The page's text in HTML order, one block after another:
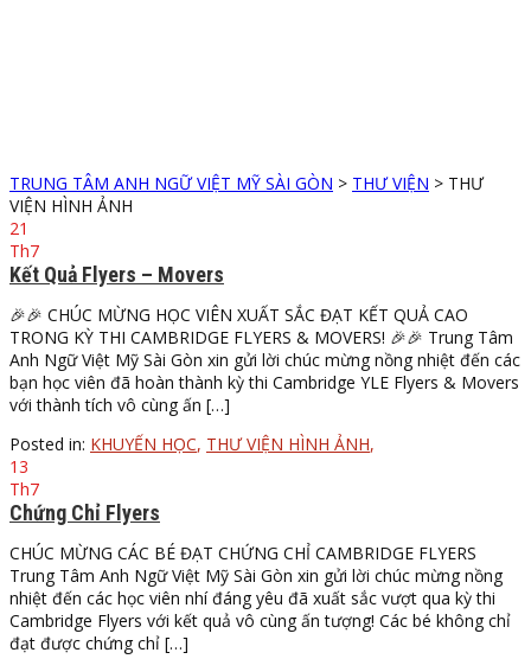
TRUNG TÂM ANH NGỮ VIỆT MỸ SÀI GÒN > THƯ VIỆN > THƯ
VIỆN HÌNH ẢNH
21
Th7
Kết Quả Flyers – Movers
🎉🎉 CHÚC MỪNG HỌC VIÊN XUẤT SẮC ĐẠT KẾT QUẢ CAO
TRONG KỲ THI CAMBRIDGE FLYERS & MOVERS! 🎉🎉 Trung Tâm
Anh Ngữ Việt Mỹ Sài Gòn xin gửi lời chúc mừng nồng nhiệt đến các
bạn học viên đã hoàn thành kỳ thi Cambridge YLE Flyers & Movers
với thành tích vô cùng ấn […]
Posted in: KHUYẾN HỌC, THƯ VIỆN HÌNH ẢNH,
13
Th7
Chứng Chỉ Flyers
CHÚC MỪNG CÁC BÉ ĐẠT CHỨNG CHỈ CAMBRIDGE FLYERS
Trung Tâm Anh Ngữ Việt Mỹ Sài Gòn xin gửi lời chúc mừng nồng
nhiệt đến các học viên nhí đáng yêu đã xuất sắc vượt qua kỳ thi
Cambridge Flyers với kết quả vô cùng ấn tượng! Các bé không chỉ
đạt được chứng chỉ […]